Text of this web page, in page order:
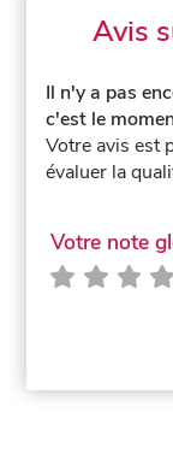
Avis
Il n'y a pas
c'est le
Votre avis est
évaluer la
Votre note